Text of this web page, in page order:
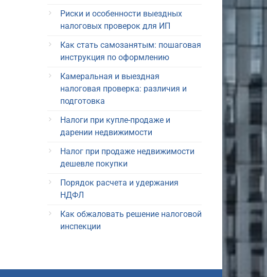
Риски и особенности выездных
налоговых проверок для ИП
Как стать самозанятым: пошаговая
инструкция по оформлению
Камеральная и выездная
налоговая проверка: различия и
подготовка
Налоги при купле-продаже и
дарении недвижимости
Налог при продаже недвижимости
дешевле покупки
Порядок расчета и удержания
НДФЛ
Как обжаловать решение налоговой
инспекции